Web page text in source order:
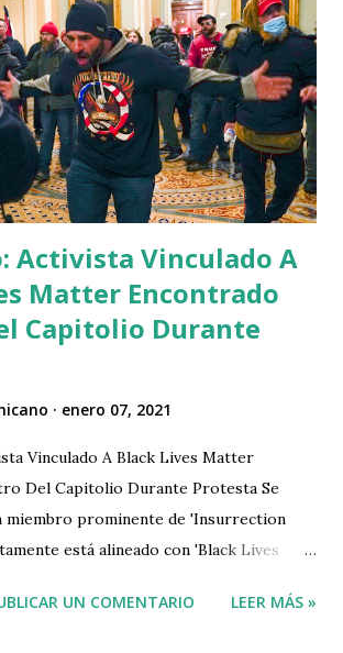
lo habitual es que ambos emitan
o que guarden silencio, todo
que haya entre ellos al inicio del
de Kim y Kanye se unen varios factores
el silencio. Por un lado, los dos han
los medios de solucionar sus diferencias,
tiemp...
Activista Vinculado A
Matter Encontrado
Capitolio Durante
enero 07, 2021
Vinculado A Black Lives Matter
Del Capitolio Durante Protesta Se
miembro prominente de 'Insurrection
está alineado con 'Black Lives
John Sullivan de Utah admitió que
UN COMENTARIO LEER MÁS »